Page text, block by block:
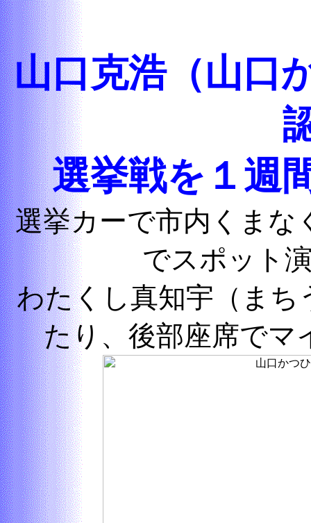
山口克浩（山口
選挙戦を１週
選挙カーで市内くまな
でスポット
わたくし真知宇（まち
たり、後部座席でマ